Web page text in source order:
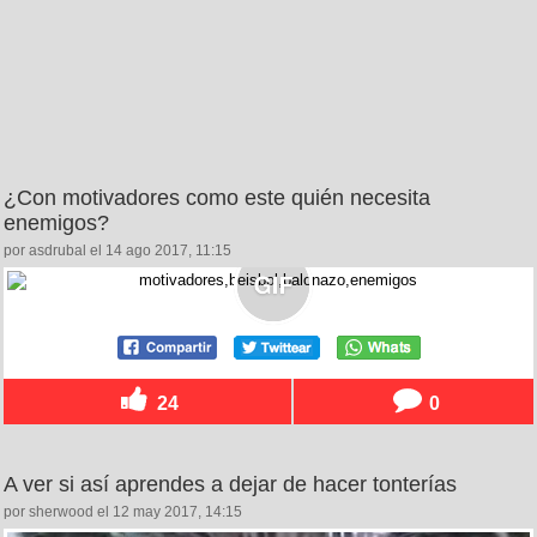
¿Con motivadores como este quién necesita
enemigos?
por asdrubal el 14 ago 2017, 11:15
24 0
A ver si así aprendes a dejar de hacer tonterías
por sherwood el 12 may 2017, 14:15